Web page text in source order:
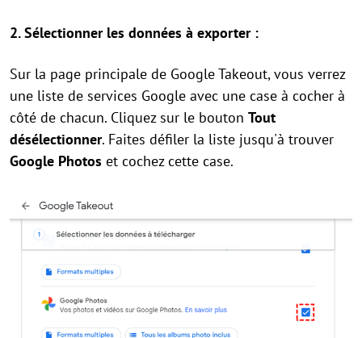
2. Sélectionner les données à exporter :
Sur la page principale de Google Takeout, vous verrez
une liste de services Google avec une case à cocher à
côté de chacun. Cliquez sur le bouton Tout
désélectionner. Faites défiler la liste jusqu'à trouver
Google Photos et cochez cette case.